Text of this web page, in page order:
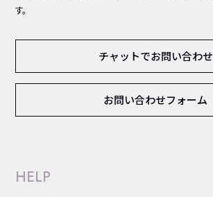
す。
チャットでお問い合わせ
お問い合わせフォーム
HELP